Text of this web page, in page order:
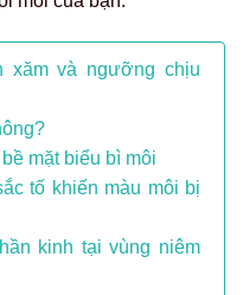
xăm và ngưỡng chịu
mặt biểu bì môi
tố khiến màu môi bị
kinh tại vùng niêm